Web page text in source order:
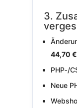
3.
44,70 €
PHP‑/
Neue